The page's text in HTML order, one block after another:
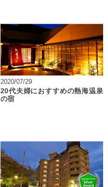
2020/07/29
20代夫婦におすすめの熱海温泉
の宿